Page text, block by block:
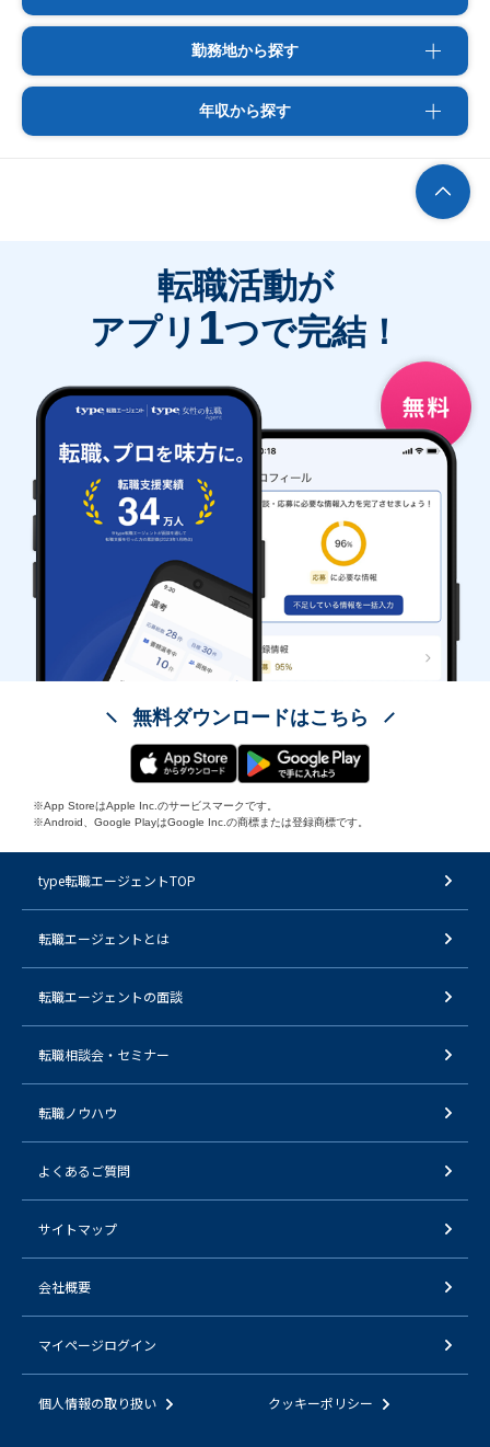
勤務地から探す
年収から探す
転職活動が
アプリ 1つで完結！
無料ダウンロードはこちら
※App StoreはApple Inc.のサービスマークです。
※Android、Google PlayはGoogle Inc.の商標または登録商標です。
type転職エージェントTOP
転職エージェントとは
転職エージェントの面談
転職相談会・セミナー
転職ノウハウ
よくあるご質問
サイトマップ
会社概要
マイページログイン
個人情報の取り扱い クッキーポリシー